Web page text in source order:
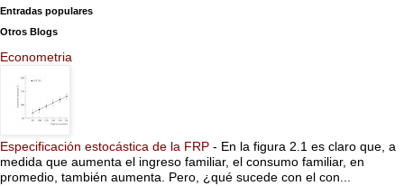
Entradas populares
Otros Blogs
Econometria
Especificación estocástica de la FRP - En la figura 2.1 es claro que, a
medida que aumenta el ingreso familiar, el consumo familiar, en
promedio, también aumenta. Pero, ¿qué sucede con el con...